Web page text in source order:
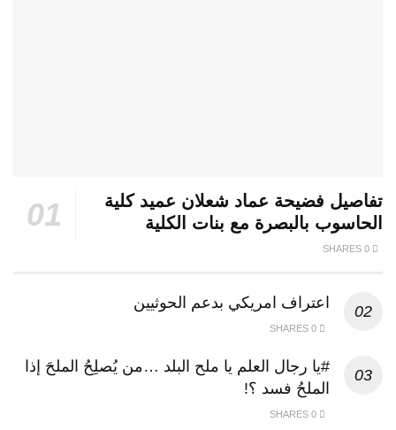
تفاصيل فضيحة عماد شعلان عميد كلية
الحاسوب بالبصرة مع بنات الكلية
اعتراف امريكي بدعم الحوثيين
#يا رجال العلم يا ملح البلد …من يُصلِحُ الملحَ إذا
الملحُ فسد ؟!